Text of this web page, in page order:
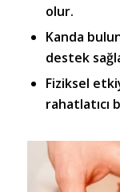
olur.
Kanda
destek
Fiziksel
rahatlatıcı